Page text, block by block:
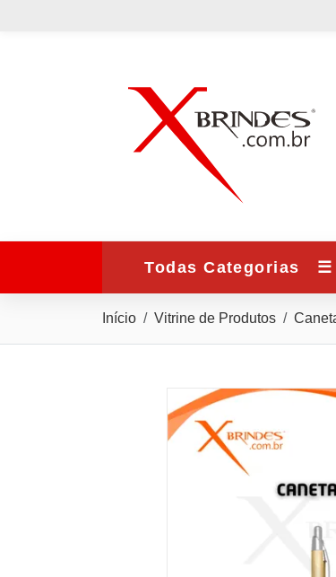
Todas Categorias ☰
Início Vitrine de Produtos